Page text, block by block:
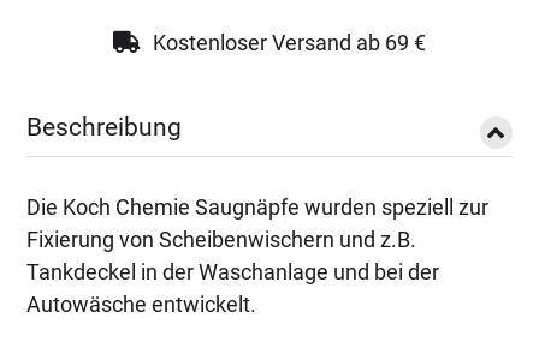
Scheibenwischer
50
Stück
Menge
Kostenloser Versand ab 69 €
Beschreibung
Die Koch Chemie Saugnäpfe wurden speziell zur
Fixierung von Scheibenwischern und z.B.
Tankdeckel in der Waschanlage und bei der
Autowäsche entwickelt.